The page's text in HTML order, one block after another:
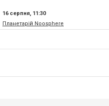
16 серпня, 11:30
Планетарій Noosphere